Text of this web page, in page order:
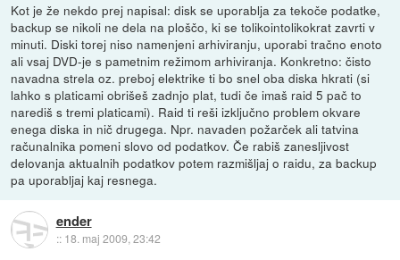
Kot je že nekdo prej napisal: disk se uporablja za tekoče podatke,
backup se nikoli ne dela na ploščo, ki se tolikointolikokrat zavrti v
minuti. Diski torej niso namenjeni arhiviranju, uporabi tračno enoto
ali vsaj DVD-je s pametnim režimom arhiviranja. Konkretno: čisto
navadna strela oz. preboj elektrike ti bo snel oba diska hkrati (si
lahko s platicami obrišeš zadnjo plat, tudi če imaš raid 5 pač to
narediš s tremi platicami). Raid ti reši izključno problem okvare
enega diska in nič drugega. Npr. navaden požarček ali tatvina
računalnika pomeni slovo od podatkov. Če rabiš zanesljivost
delovanja aktualnih podatkov potem razmišljaj o raidu, za backup
pa uporabljaj kaj resnega.
ender
:: 18. maj 2009, 23:42